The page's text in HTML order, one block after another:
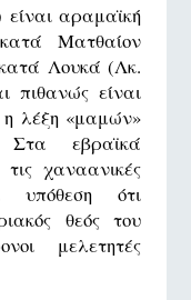
αραμαϊκή
Ματθαίον
Λουκά (Λκ.
πιθανώς είναι
λέξη «μαμών»
εβραϊκά
χαναανικές
υπόθεση ότι
θεός του
μελετητές